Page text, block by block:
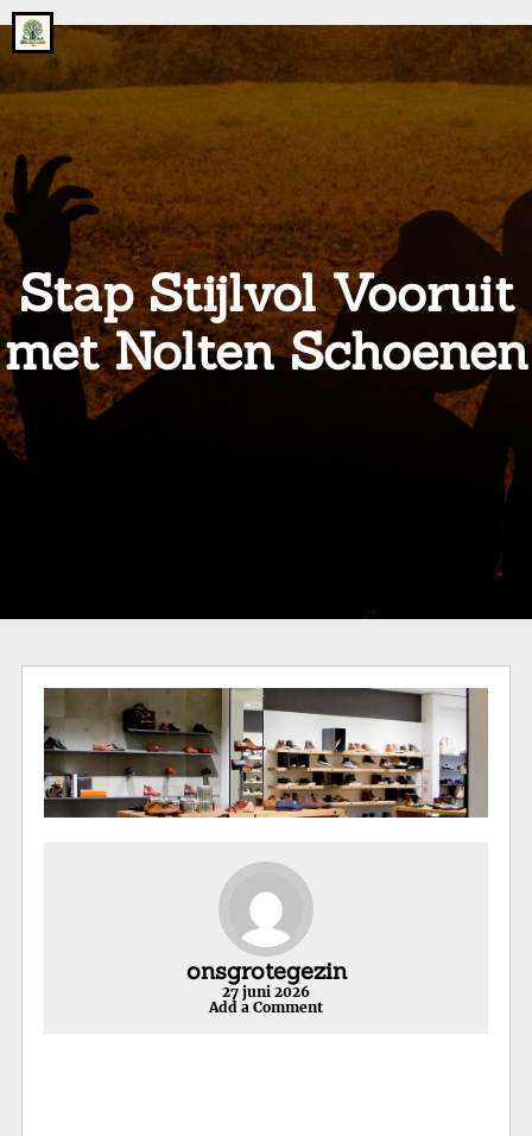
Go
to
the
home
onsgrotegezin.nl
Stap Stijlvol Vooruit
met Nolten Schoenen
onsgrotegezin
27 juni 2026
Add a Comment